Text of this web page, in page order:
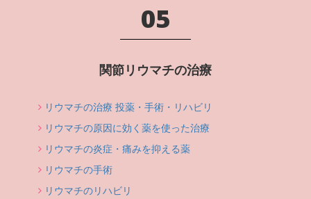
05
関節リウマチの治療
リウマチの治療 投薬・手術・リハビリ
リウマチの原因に効く薬を使った治療
リウマチの炎症・痛みを抑える薬
リウマチの手術
リウマチのリハビリ